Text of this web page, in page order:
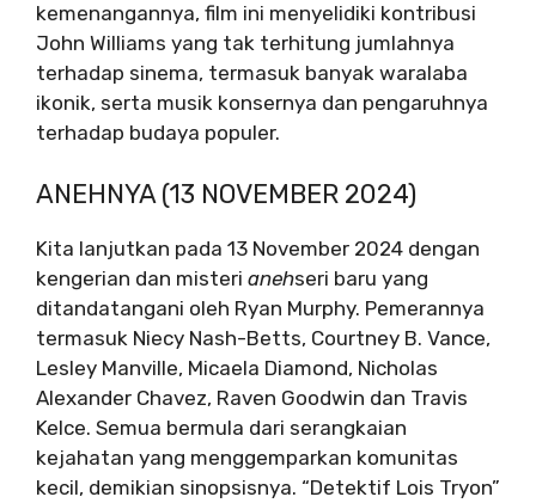
kemenangannya, film ini menyelidiki kontribusi
John Williams yang tak terhitung jumlahnya
terhadap sinema, termasuk banyak waralaba
ikonik, serta musik konsernya dan pengaruhnya
terhadap budaya populer.
ANEHNYA (13 NOVEMBER 2024)
Kita lanjutkan pada 13 November 2024 dengan
kengerian dan misteri anehseri baru yang
ditandatangani oleh Ryan Murphy. Pemerannya
termasuk Niecy Nash-Betts, Courtney B. Vance,
Lesley Manville, Micaela Diamond, Nicholas
Alexander Chavez, Raven Goodwin dan Travis
Kelce. Semua bermula dari serangkaian
kejahatan yang menggemparkan komunitas
kecil, demikian sinopsisnya. “Detektif Lois Tryon”